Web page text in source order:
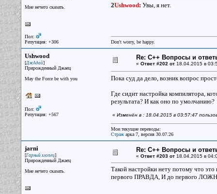
Мне нечего сказать.
Пол:
Репутация: +306
2Ushwood: Увы, я нет.
Don't worry, be happy.
Ushwood
[ДжАдай]
Прирожденный Джаец
May the Force be with you
Пол:
Репутация: +567
Re: С++ Вопросы и
« Ответ #202 от18.04.2015 в
Пока суд да дело, возник вопрос
Где сидит настройка компилятора,
результата? И как оно по умолчанию?
« Изменён в : 18.04.2015 в 03:57:47
Мои текущие переводы:
Стражарка 7, версия 30.07.26
jarni
[Гарный хлопец]
Прирожденный Джаец
Мне нечего сказать.
Re: С++ Вопросы и
« Ответ #203 от18.04.2015 в
Такой настройки нету потому что
первого ПРАВДА, И до первого